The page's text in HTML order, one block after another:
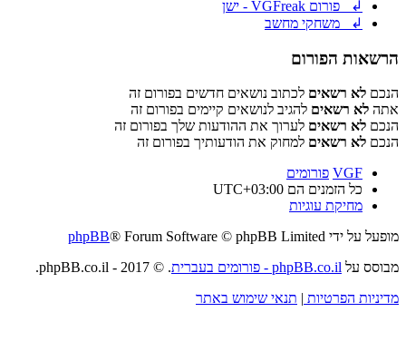
↲ פורום VGFreak - ישן
↲ משחקי מחשב
הרשאות הפורום
הנכם לא רשאים לכתוב נושאים חדשים בפורום זה
אתה לא רשאים להגיב לנושאים קיימים בפורום זה
הנכם לא רשאים לערוך את ההודעות שלך בפורום זה
הנכם לא רשאים למחוק את הודעותיך בפורום זה
VGF פורומים
כל הזמנים הם UTC+03:00
מחיקת עוגיות
מופעל על ידי
phpBB® Forum Software © phpBB Limited
מבוסס על phpBB.co.il - פורומים בעברית
. © 2017 - phpBB.co.il.
מדיניות הפרטיות
תנאי שימוש באתר